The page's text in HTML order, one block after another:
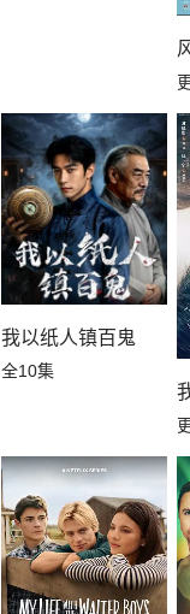
我以纸人镇百鬼
全10集